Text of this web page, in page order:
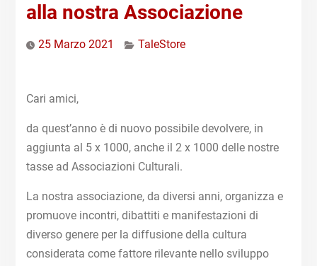
alla nostra Associazione
25 Marzo 2021 TaleStore
Cari amici,
da quest’anno è di nuovo possibile devolvere, in
aggiunta al 5 x 1000, anche il 2 x 1000 delle nostre
tasse ad Associazioni Culturali.
La nostra associazione, da diversi anni, organizza e
promuove incontri, dibattiti e manifestazioni di
diverso genere per la diffusione della cultura
considerata come fattore rilevante nello sviluppo